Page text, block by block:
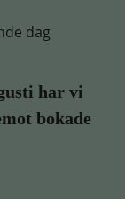
dag
har vi
bokade